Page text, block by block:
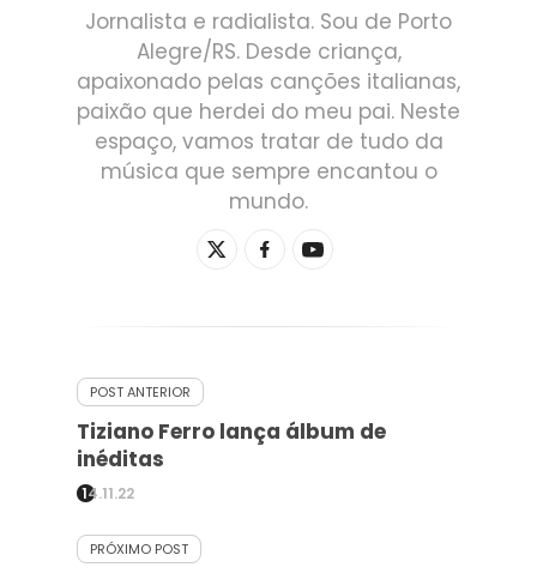
Jornalista e radialista. Sou de Porto
Alegre/RS. Desde criança,
apaixonado pelas canções italianas,
paixão que herdei do meu pai. Neste
espaço, vamos tratar de tudo da
música que sempre encantou o
mundo.
POST ANTERIOR
Tiziano Ferro lança álbum de
inéditas
14.11.22
PRÓXIMO POST